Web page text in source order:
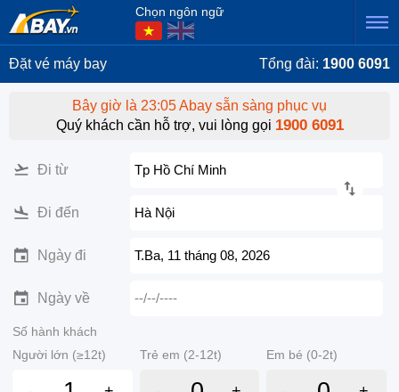
Chọn ngôn ngữ
Đặt vé máy bay Tổng đài: 1900 6091
Bây giờ là 23:05 Abay sẵn sàng phục vụ
Quý khách cần hỗ trợ, vui lòng gọi 1900 6091
Đi từ Tp Hồ Chí Minh
Đi đến Hà Nội
Ngày đi T.Ba, 11 tháng 08, 2026
Ngày về --/--/----
Số hành khách
Người lớn (≥12t)
Trẻ em (2-12t) Em bé (0-2t)